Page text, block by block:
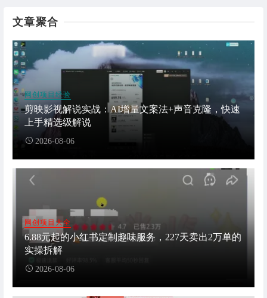
文章聚合
网创项目经验
剪映影视解说实战：AI增量文案法+声音克隆，快速
上手精选级解说
2026-08-06
网创项目大全
6.88元起的小红书定制趣味服务，227天卖出2万单的
实操拆解
2026-08-06